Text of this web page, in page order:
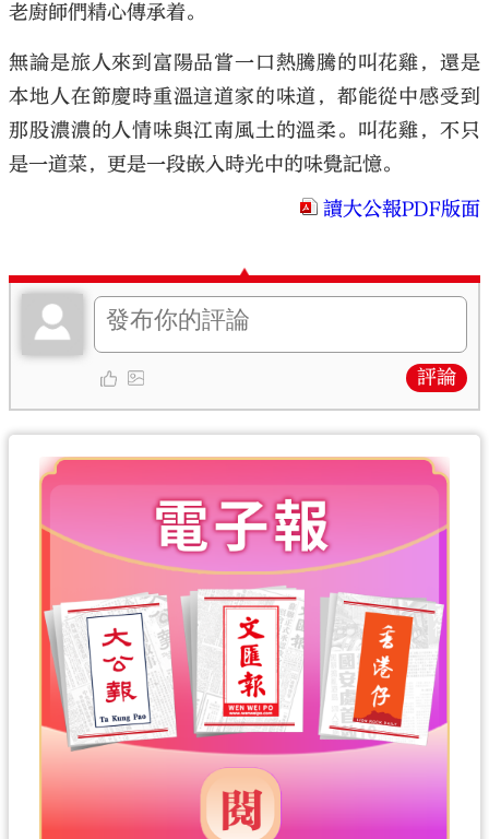
老廚師們精心傳承着。
無論是旅人來到富陽品嘗一口熱騰騰的叫花雞，還是
本地人在節慶時重溫這道家的味道，都能從中感受到
那股濃濃的人情味與江南風土的溫柔。叫花雞，不只
是一道菜，更是一段嵌入時光中的味覺記憶。
讀大公報PDF版面
評論